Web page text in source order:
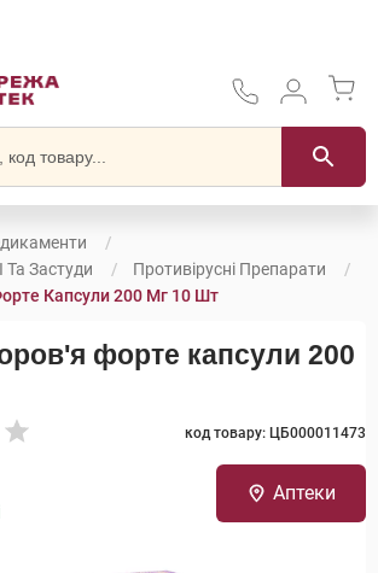
Та Застуди
Противірусні Препарати
Капсули 200 Мг 10 Шт
форте капсули 200
код товару: ЦБ000011473
Аптеки